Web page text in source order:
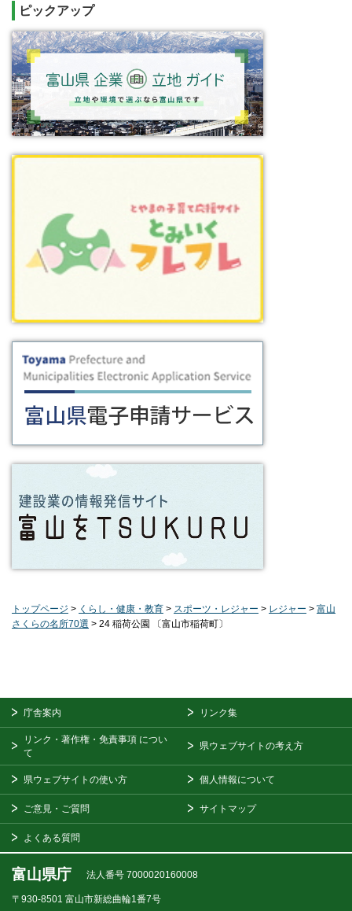
ピックアップ
トップページ > くらし・健康・教育 > スポーツ・レジャー > レジャー > 富山
さくらの名所70選 > 24 稲荷公園 〔富山市稲荷町〕
庁舎案内 リンク集
リンク・著作権・免責事項 につい
て
県ウェブサイトの考え方
県ウェブサイトの使い方 個人情報について
ご意見・ご質問 サイトマップ
よくある質問
富山県庁 法人番号 7000020160008
〒930-8501 富山市新総曲輪1番7号